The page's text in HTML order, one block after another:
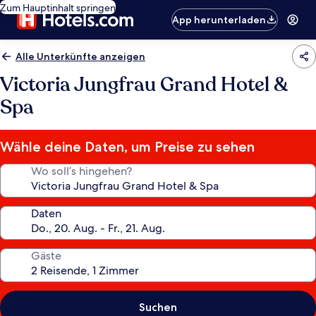
Zum Hauptinhalt springen
App herunterladen
Alle Unterkünfte anzeigen
Victoria Jungfrau Grand Hotel &
Spa
Wähle deine Daten, um Preise zu sehen
Wo soll’s hingehen?
Daten
Gäste
Suchen